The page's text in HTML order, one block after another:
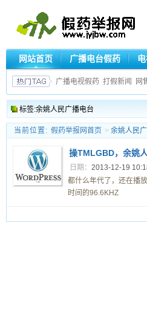
网站首页 广播电台假药
广播电视假药 打假新闻 网
标签:余姚人民广播电台
当前位置: 假药举报网首页 > 余姚人民
操TMLGBD，余姚
日期： 2013-12-19
都什么年代了，还在播
时间的96.6KHZ